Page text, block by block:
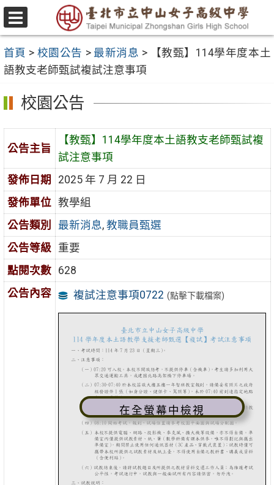
跳
至
要
內
容
區
選
單
首頁 > 校園公告 > 最新消息 >
【教甄】114學年度本土
語教支老師甄試複試注意事項
校園公告
公告主旨
【教甄】114學年度本土語教支老師甄試複
試注意事項
發佈日期
2025 年 7 月 22 日
發佈單位 教學組
公告類別
最新消息, 教職員甄選
公告等級 重要
點閱次數 628
公告內容
複試注意事項0722 (點擊下載檔案)
在全螢幕中檢視